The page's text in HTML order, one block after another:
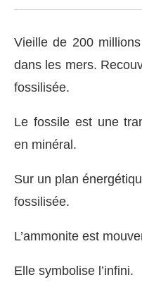
Vieille de 200 millions
dans les mers.
fossilisée.
Le fossile est une
en minéral.
Sur un plan
fossilisée.
L’ammonite est
Elle symbolise l’infini.